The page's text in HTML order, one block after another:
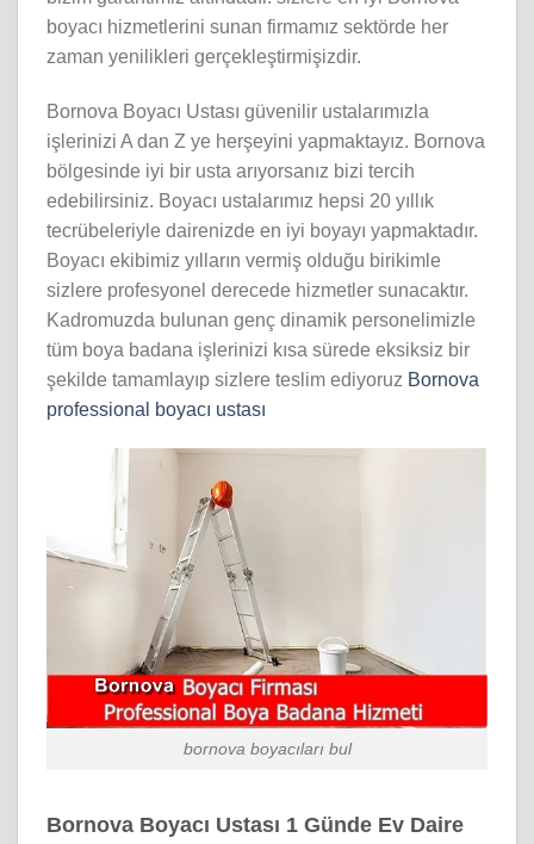
boyacı hizmetlerini sunan firmamız sektörde her
zaman yenilikleri gerçekleştirmişizdir.
Bornova Boyacı Ustası güvenilir ustalarımızla
işlerinizi A dan Z ye herşeyini yapmaktayız. Bornova
bölgesinde iyi bir usta arıyorsanız bizi tercih
edebilirsiniz. Boyacı ustalarımız hepsi 20 yıllık
tecrübeleriyle dairenizde en iyi boyayı yapmaktadır.
Boyacı ekibimiz yılların vermiş olduğu birikimle
sizlere profesyonel derecede hizmetler sunacaktır.
Kadromuzda bulunan genç dinamik personelimizle
tüm boya badana işlerinizi kısa sürede eksiksiz bir
şekilde tamamlayıp sizlere teslim ediyoruz Bornova
professional boyacı ustası
bornova boyacıları bul
Bornova Boyacı Ustası 1 Günde Ev Daire